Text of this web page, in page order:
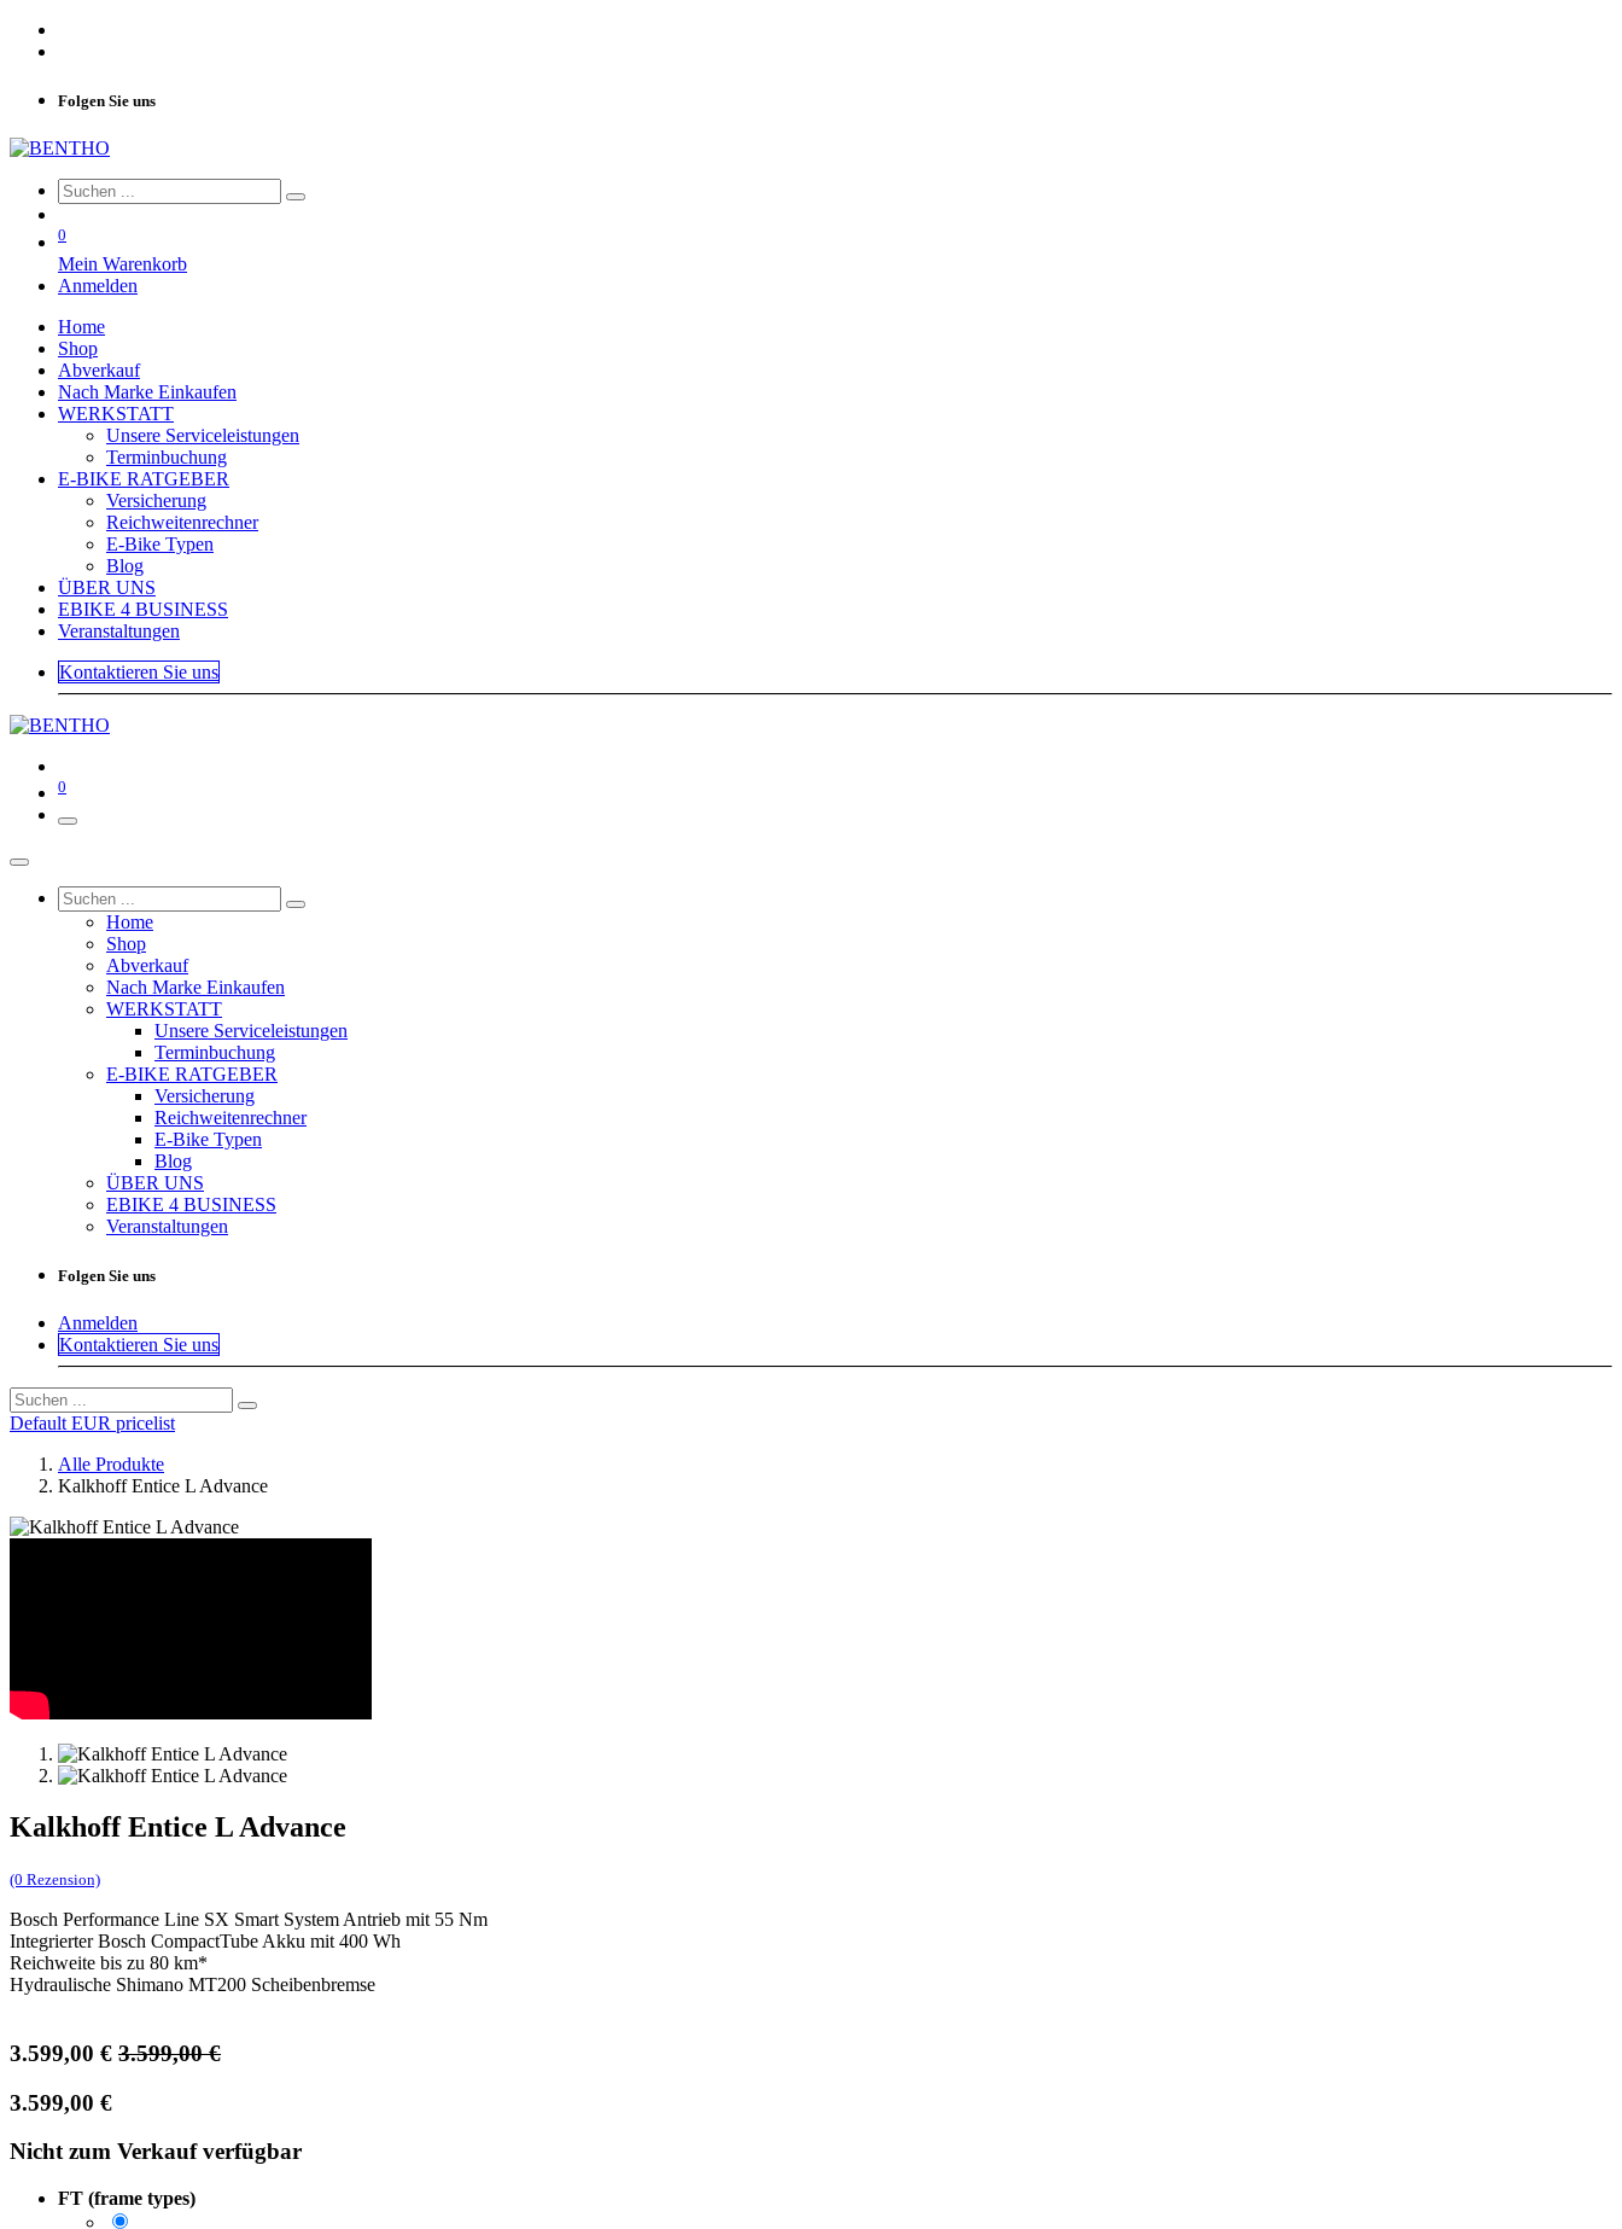
Folgen Sie uns
0
Mein Warenkorb
Anmelden
Home
Shop
Abverkauf
Nach Marke Einkaufen
WERKSTATT
Unsere Serviceleistungen
Terminbuchung
E-BIKE RATGEBER
Versicherung
Reichweitenrechner
E-Bike Typen
Blog
ÜBER UNS
EBIKE 4 BUSINESS
Veranstaltungen
Kontaktieren Sie uns
0
Home
Shop
Abverkauf
Nach Marke Einkaufen
WERKSTATT
Unsere Serviceleistungen
Terminbuchung
E-BIKE RATGEBER
Versicherung
Reichweitenrechner
E-Bike Typen
Blog
ÜBER UNS
EBIKE 4 BUSINESS
Veranstaltungen
Folgen Sie uns
Anmelden
Kontaktieren Sie uns
Default EUR pricelist
Alle Produkte
Kalkhoff Entice L Advance
Kalkhoff Entice L Advance
(0 Rezension)
Bosch Performance Line SX Smart System Antrieb mit 55 Nm
Integrierter Bosch CompactTube Akku mit 400 Wh
Reichweite bis zu 80 km*
Hydraulische Shimano MT200 Scheibenbremse
3.599,00 € 3.599,00€
3.599,00 €
Nicht zum Verkauf verfügbar
FT (frame types)